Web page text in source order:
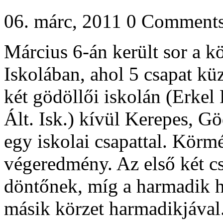
06. márc, 2011 0
Március 6-án került sor a
Iskolában, ahol 5 csapat
két gödöllői iskolán (Erkel
Ált. Isk.) kívül Kerepes,
egy iskolai csapattal.
végeredmény. Az első két
döntőnek, míg a harmadik
másik körzet